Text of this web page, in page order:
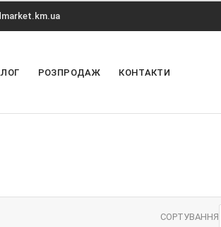
РОЗПРОДАЖ КОНТАКТИ
СОРТУВАННЯ